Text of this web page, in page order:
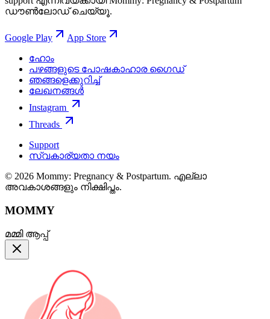
ഡൗൺലോഡ് ചെയ്യൂ.
Google Play
App Store
ഹോം
പഴങ്ങളുടെ പോഷകാഹാര ഗൈഡ്
ഞങ്ങളെക്കുറിച്ച്
ലേഖനങ്ങൾ
Instagram
Threads
Support
സ്വകാര്യതാ നയം
© 2026 Mommy: Pregnancy & Postpartum. എല്ലാ
അവകാശങ്ങളും നിക്ഷിപ്തം.
MOMMY
മമ്മി ആപ്പ്